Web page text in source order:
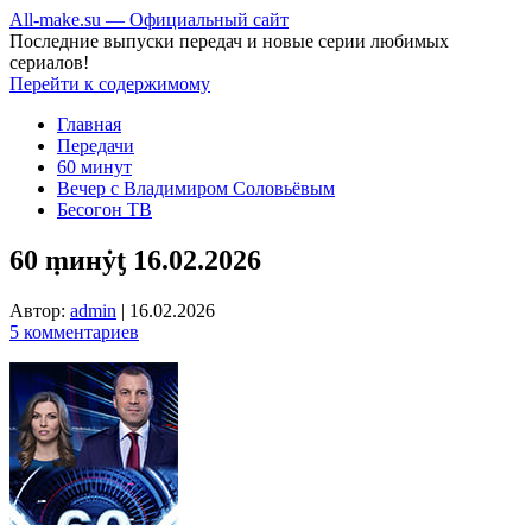
All-make.su — Официальный сайт
Последние выпуски передач и новые серии любимых
сериалов!
Перейти к содержимому
Главная
Передачи
60 минут
Вечер с Владимиром Соловьёвым
Бесогон ТВ
60 ṃинẏƫ 16.02.2026
Автор: admin | 16.02.2026
5 комментариев